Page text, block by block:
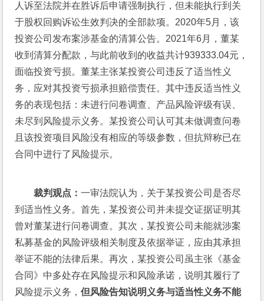
人诉至法院并在胜诉后申请强制执行，但未能执行到关
于股权回购诉讼生效判决的全部款项。2020年5月，该
投资公司发布案涉基金的清算公告。2021年6月，董某
收到清算分配款，与此前收到的收益共计939333.04元，
面临投资亏损。董某主张某投资公司违反了适当性义
务，应对其投资亏损承担赔偿责任。其中违反适当性义
务的表现包括：未进行问卷调查、产品风险评级有误、
未尽到风险提示义务。某投资公司认可其未做调查问卷
且该投资项目风险没有相应的等级参数，但抗辩称已在
合同中进行了风险提示。
裁判观点：一审法院认为，关于某投资公司是否尽
到适当性义务。首先，某投资公司并未提交证据证明其
曾对董某进行问卷调查。其次，某投资公司未能就涉案
私募基金的风险评级相关制度及依据举证，应由其承担
举证不能的法律后果。再次，某投资公司虽主张《基金
合同》中多处存在风险提示和风险承诺，说明其履行了
风险提示义务，但风险告知说明义务与适当性义务不能